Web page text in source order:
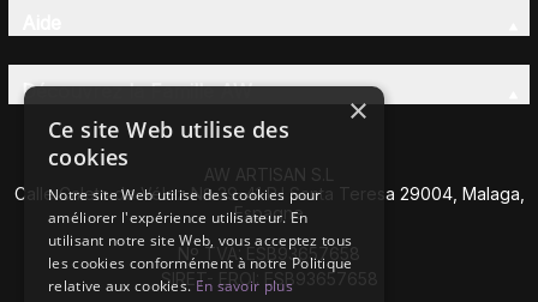
Découvrez la Famille AW
AW ARTISAN S.L
Calle Caleta de Vélez Nº 39-41 P.I Santa Teresa 29004, Malaga,
Espagne
Nº TVA: ESB93657658
SIRET- EROI: ESB93657658
×
Ce site Web utilise des
cookies
Notre site Web utilise des cookies pour
améliorer l'expérience utilisateur. En
utilisant notre site Web, vous acceptez tous
les cookies conformément à notre Politique
relative aux cookies.En savoir plus